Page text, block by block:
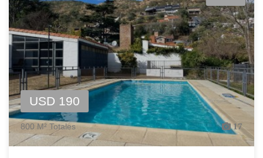
USD 190
800 M² Totales 17